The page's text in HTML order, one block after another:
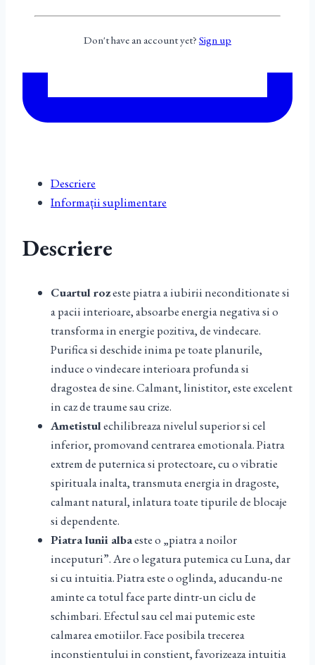
Descriere
Informații suplimentare
Descriere
Cuartul rozeste piatra a iubirii neconditionate si
a pacii interioare, absoarbe energia negativa si o
transforma in energie pozitiva, de vindecare.
Purifica si deschide inima pe toate planurile,
induce o vindecare interioara profunda si
dragostea de sine. Calmant, linistitor, este excelent
in caz de traume sau crize.
Ametistulechilibreaza nivelul superior si cel
inferior, promovand centrarea emotionala. Piatra
extrem de puternica si protectoare, cu o vibratie
spirituala inalta, transmuta energia in dragoste,
calmant natural, inlatura toate tipurile de blocaje
si dependente.
Piatra lunii albaeste o „piatra a noilor
inceputuri”. Are o legatura putemica cu Luna, dar
si cu intuitia. Piatra este o oglinda, aducandu-ne
aminte ca totul face parte dintr-un ciclu de
schimbari. Efectul sau cel mai putemic este
calmarea emotiilor. Face posibila trecerea
inconstientului in constient, favorizeaza intuitia
Don't have an account yet? Sign up